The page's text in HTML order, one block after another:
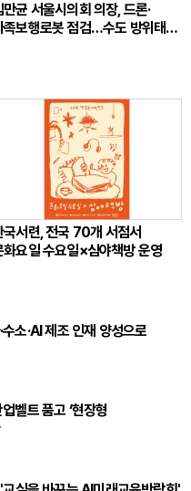
만균 서울시의회 의장, 드론·
족보행로봇 점검…수도 방위태세
국서련, 전국 70개 서점서
화요일 수요일×심야책방 운영
소·AI 제조 인재 양성으로
벨트 품고 ‘현장형